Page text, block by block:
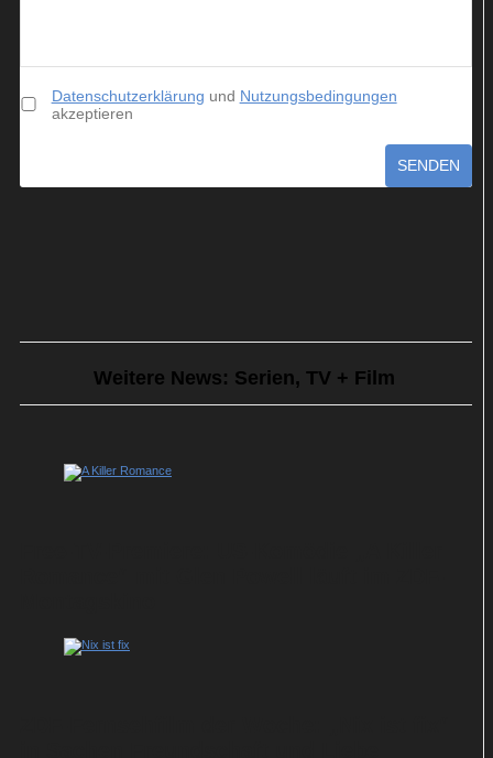
Datenschutzerklärung und Nutzungsbedingungen
akzeptieren
SENDEN
Weitere News: Serien, TV + Film